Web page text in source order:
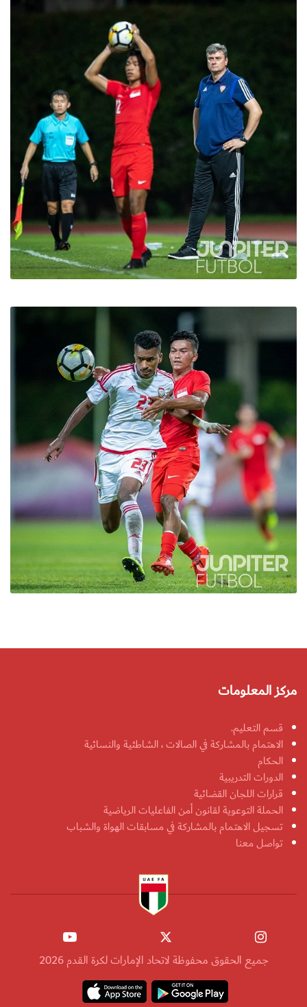
مركز المعلومات
قسم التعليم.
الاهتمام بالمشاركة في الصالات ، الشاطئية والنسائية
الحكام
الدورات التدريبية
قرارات اللجان القضائية
الحملة التوعوية لقانون أمن الفاعليات الرياضية
تسجيل الاهتمام بالمشاركة في مسابقات الهواة والشباب
تواصل معنا
جميع الحقوق محفوظة لاتحاد الإمارات لكرة القدم 2026